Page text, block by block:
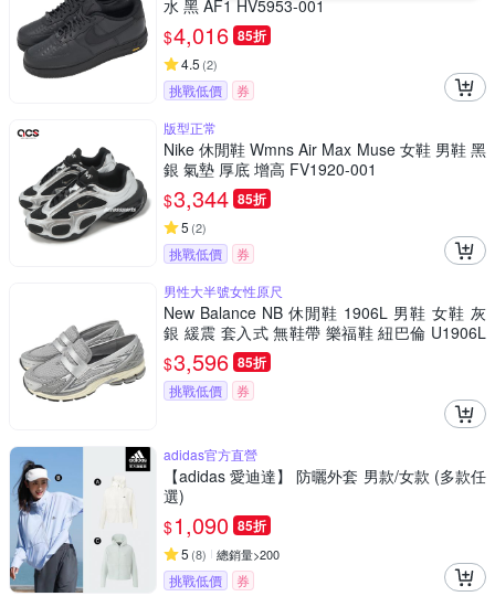
水 黑 AF1 HV5953-001
$4,016 85折
4.5 (2)
挑戰低價
券
版型正常
Nike 休閒鞋 Wmns Air Max Muse 女鞋 男鞋 黑
銀 氣墊 厚底 增高 FV1920-001
$3,344 85折
5 (2)
挑戰低價
券
男性大半號女性原尺
New Balance NB 休閒鞋 1906L 男鞋 女鞋 灰
銀 緩震 套入式 無鞋帶 樂福鞋 紐巴倫 U1906L
AE-D
$3,596 85折
挑戰低價 券
adidas官方直營
【adidas 愛迪達】 防曬外套 男款/女款 (多款任
選)
$1,090 85折
5 (8) 總銷量>200
挑戰低價
券